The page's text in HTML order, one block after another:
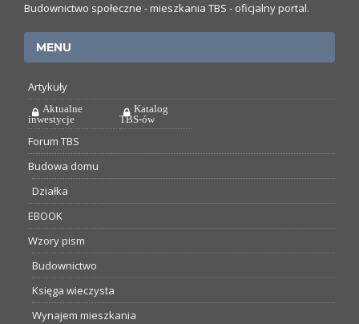
Budownictwo społeczne - mieszkania TBS - oficjalny portal.
MENU
Artykuły
Aktualne
inwestycje
Katalog
TBS-ów
Forum TBS
Budowa domu
Działka
EBOOK
Wzory pism
Budownictwo
Księga wieczysta
Wynajem mieszkania